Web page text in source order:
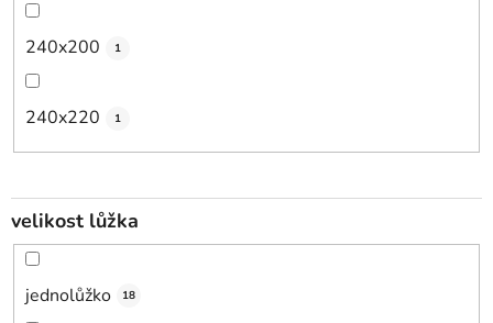
240x200 1
240x220 1
velikost lůžka
jednolůžko 18